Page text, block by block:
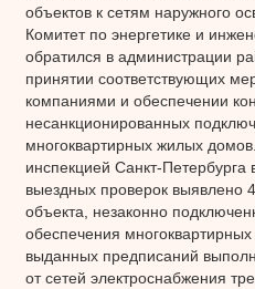
объектов к сетям наружного
Комитет по энергетике и
обратился в администрации
принятии соответствующих
компаниями и обеспечении
несанкционированных
многоквартирных жилых
инспекцией Санкт-Петербурга
выездных проверок выявлено
объекта, незаконно
обеспечения
выданных предписаний
от сетей электроснабжения